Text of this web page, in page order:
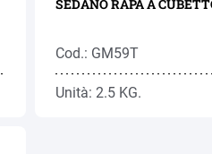
SEDANO RAPA A
Cod.: GM59T
Unità: 2.5 KG.